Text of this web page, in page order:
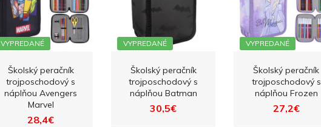
VYPREDANÉ
Školský peračník
trojposchodový s
náplňou Avengers
Marvel
28,4€
VYPREDANÉ
Školský peračník
trojposchodový s
náplňou Batman
30,5€
VYPREDANÉ
Školský peračník
trojposchodový s
náplňou Frozen
27,2€